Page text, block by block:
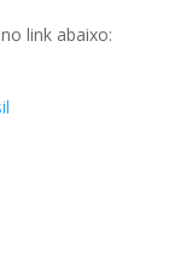
link abaixo: